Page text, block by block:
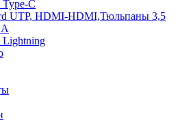
C
UTP, HDMI-HDMI,Тюльпаны 3,5
Lightning